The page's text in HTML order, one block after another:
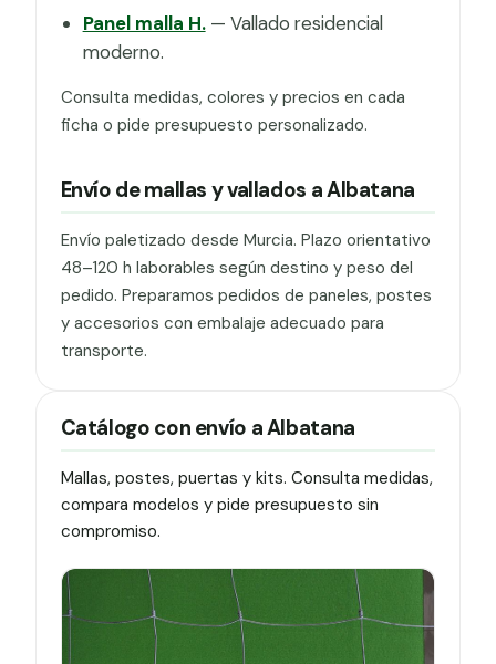
Panel malla H.— Vallado residencial
moderno.
Consulta medidas, colores y precios en cada
ficha o pide presupuesto personalizado.
Envío de mallas y vallados a Albatana
Envío paletizado desde Murcia. Plazo orientativo
48–120 h laborables según destino y peso del
pedido. Preparamos pedidos de paneles, postes
y accesorios con embalaje adecuado para
transporte.
Catálogo con envío a Albatana
Mallas, postes, puertas y kits. Consulta medidas,
compara modelos y pide presupuesto sin
compromiso.